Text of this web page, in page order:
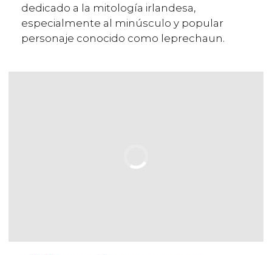
dedicado a la mitología irlandesa,
especialmente al minúsculo y popular
personaje conocido como leprechaun.